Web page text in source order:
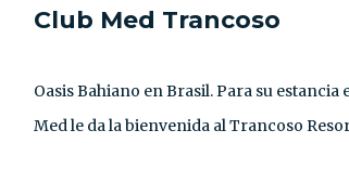
Club Med Trancoso
Oasis Bahiano en Brasil. Para su estancia
Med le da la bienvenida al Trancoso